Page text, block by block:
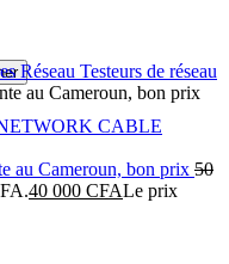
Réseau Testeurs de réseau
au Cameroun, bon prix
au Cameroun, bon prix 50
40 000 CFALe prix